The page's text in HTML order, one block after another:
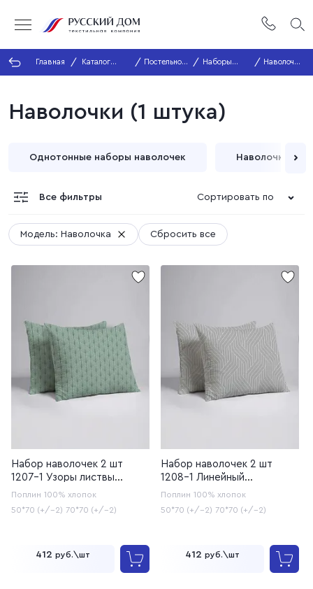
Главная
Каталог
продукции
Постельное
белье
Наборы
наволочек
Наволочка
1 шт.
Наволочки (1 штука)
Однотонные наборы наволочек Наволочки с
Все фильтры Сортировать по
Модель: Наволочка Сбросить все
Набор наволочек 2 шт
1207-1 Узоры листвы
(20с253У/220)
Поплин 100% хлопок
50*70 (+/-2) 70*70 (+/-2)
412 руб.\шт
Набор наволочек 2 шт
1208-1 Линейный
(20с253У/220)
Поплин 100% хлопок
50*70 (+/-2) 70*70 (+/-2)
412 руб.\шт